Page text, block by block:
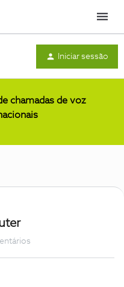
Menu
Iniciar sessão
chamadas de voz